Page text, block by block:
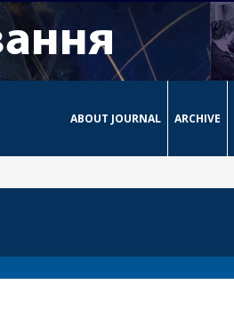
ABOUT JOURNAL ARCHIVE